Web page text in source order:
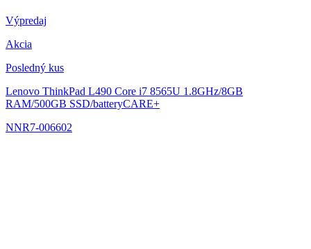
Výpredaj
Akcia
Posledný kus
Lenovo ThinkPad L490 Core i7 8565U 1.8GHz/8GB
RAM/500GB SSD/batteryCARE+
NNR7-006602